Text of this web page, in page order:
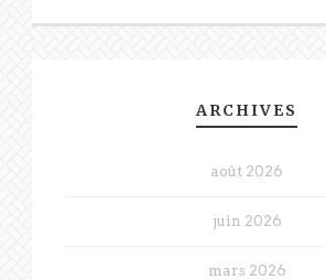
ARCHIVES
août 2026
juin 2026
mars 2026